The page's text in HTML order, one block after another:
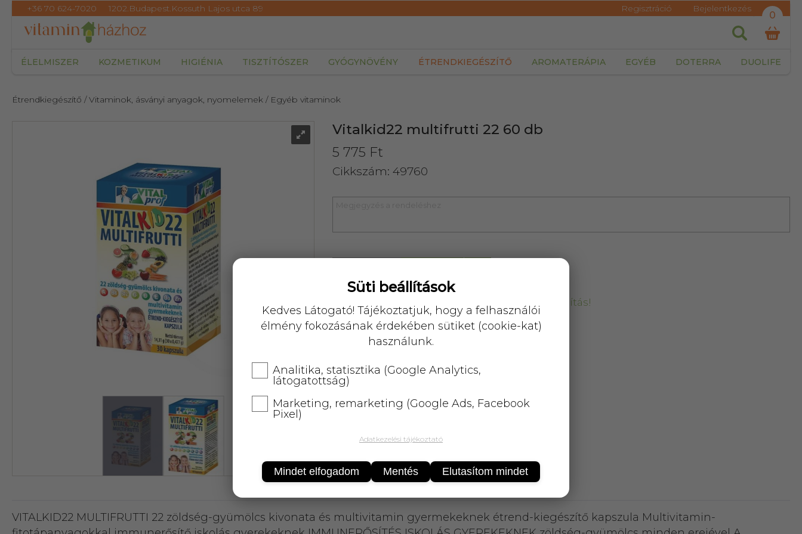
+36 70 624-7020 1202.Budapest.Kossuth Lajos utca 89 Regisztráció Bejelentkezés
0
ÉLELMISZER KOZMETIKUM HIGIÉNIA TISZTÍTÓSZER GYÓGYNÖVÉNY ÉTRENDKIEGÉSZÍTŐ AROMATERÁPIA EGYÉB DOTERRA DUOLIFE
Étrendkiegészítő / Vitaminok, ásványi anyagok, nyomelemek / Egyéb vitaminok
Vitalkid22 multifrutti 22 60 db
5 775 Ft
Cikkszám: 49760
ingyenes kiszállítás!
VITALKID22 MULTIFRUTTI 22 zöldség-gyümölcs kivonata és multivitamin gyermekeknek étrend-kiegészítő kapszula Multivitamin-
Süti beállítások
Kedves Látogató! Tájékoztatjuk, hogy a felhasználói
élmény fokozásának érdekében sütiket (cookie-kat)
használunk.
Analitika, statisztika (Google Analytics,
látogatottság)
Marketing, remarketing (Google Ads, Facebook
Pixel)
Adatkezelési tájékoztató
Mindet elfogadom Mentés Elutasítom mindet